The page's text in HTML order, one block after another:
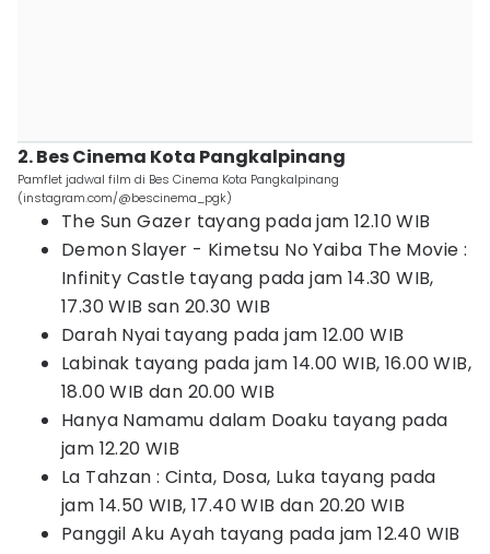
2. Bes Cinema Kota Pangkalpinang
Pamflet jadwal film di Bes Cinema Kota Pangkalpinang
(instagram.com/@bescinema_pgk)
The Sun Gazer tayang pada jam 12.10 WIB
Demon Slayer - Kimetsu No Yaiba The Movie :
Infinity Castle tayang pada jam 14.30 WIB,
17.30 WIB san 20.30 WIB
Darah Nyai tayang pada jam 12.00 WIB
Labinak tayang pada jam 14.00 WIB, 16.00 WIB,
18.00 WIB dan 20.00 WIB
Hanya Namamu dalam Doaku tayang pada
jam 12.20 WIB
La Tahzan : Cinta, Dosa, Luka tayang pada
jam 14.50 WIB, 17.40 WIB dan 20.20 WIB
Panggil Aku Ayah tayang pada jam 12.40 WIB